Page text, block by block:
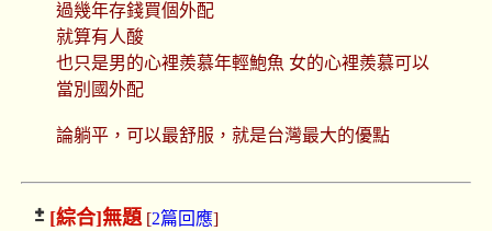
過幾年存錢買個外配
就算有人酸
也只是男的心裡羨慕年輕鮑魚 女的心裡羨慕可以
當別國外配
論躺平，可以最舒服，就是台灣最大的優點
[綜合]無題[2篇回應]